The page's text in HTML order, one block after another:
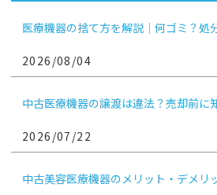
医療機器の捨て方を解説｜何ゴミ？処
2026/08/04
中古医療機器の譲渡は違法？売却前に
2026/07/22
中古美容医療機器のメリット・デメリ